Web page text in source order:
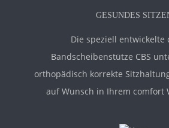
GESUNDES
Die speziell entwickelte
Bandscheibenstütze CBS
orthopädisch korrekte
auf Wunsch in Ihrem comfort